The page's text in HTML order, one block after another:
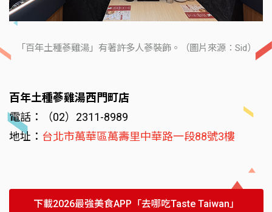
「百年土種蔘雞湯」有著許多人蔘裝飾。（圖片來源：Sid）
百年土種蔘雞湯西門町店
電話：（02）2311-8989
地址： 台北市萬華區萬壽里中華路一段88號3樓
下載2026最強美食APP「去哪吃Taste Taiwan」